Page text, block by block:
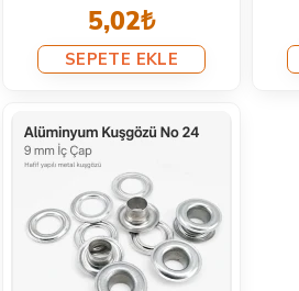
5,02₺
SEPETE EKLE